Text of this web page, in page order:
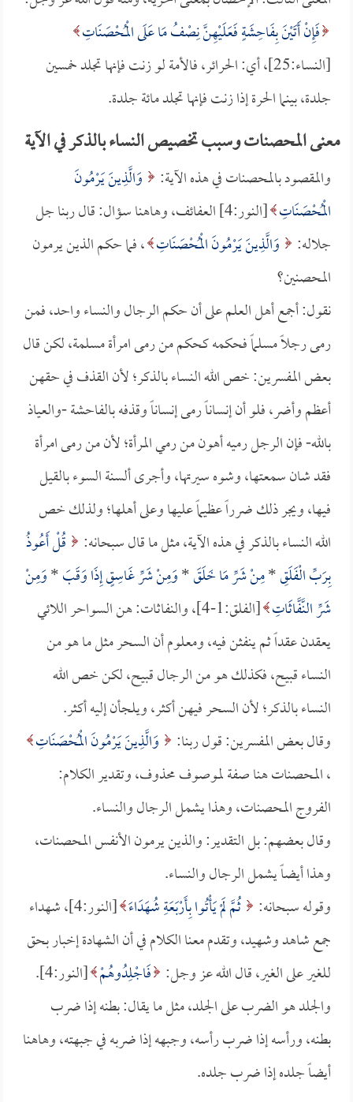
فَإِنْ أَتَيْنَ بِفَاحِشَةٍ فَعَلَيْهِنَّ نِصْفُ مَا عَلَى الْمُحْصَنَاتِ
[النساء:25]، أي: الحرائر، فالأمة لو زنت فإنها تجلد خمسين
جلدة، بينما الحرة إذا زنت فإنها تجلد مائة جلدة.
معنى المحصنات وسبب تخصيص النساء بالذكر في الآية
والمقصود بالمحصنات في هذه الآية:
وَالَّذِينَ يَرْمُونَ
الْمُحْصَنَاتِ
[النور:4] العفائف، وهاهنا سؤال: قال ربنا جل
جلاله:
وَالَّذِينَ يَرْمُونَ الْمُحْصَنَاتِ ، فما حكم الذين يرمون
المحصنين؟
نقول: أجمع أهل العلم على أن حكم الرجال والنساء واحد، فمن
رمى رجلاً مسلماً فحكمه كحكم من رمى امرأة مسلمة، لكن قال
بعض المفسرين: خص الله النساء بالذكر؛ لأن القذف في حقهن
أعظم وأضر، فلو أن إنساناً رمى إنساناً وقذفه بالفاحشة -والعياذ
بالله- فإن الرجل رميه أهون من رمي المرأة؛ لأن من رمى امرأة
فقد شان سمعتها، وشوه سيرتها، وأجرى ألسنة السوء بالقيل
فيها، ويجر ذلك ضرراً عظيماً عليها وعلى أهلها؛ ولذلك خص
الله النساء بالذكر في هذه الآية، مثل ما قال سبحانه:
قُلْ أَعُوذُ
بِرَبِّ الْفَلَقِ*مِنْ شَرِّ مَا خَلَقَ*وَمِنْ شَرِّ غَاسِقٍ إِذَا وَقَبَ*وَمِنْ
شَرِّ النَّفَّاثَاتِ
[الفلق:1-4]، والنفاثات: هن السواحر اللائي
يعقدن عقداً ثم ينفثن فيه، ومعلوم أن السحر مثل ما هو من
النساء قبيح، فكذلك هو من الرجال قبيح، لكن خص الله
النساء بالذكر؛ لأن السحر فيهن أكثر، ويلجأن إليه أكثر.
وقال بعض المفسرين: قول ربنا:
وَالَّذِينَ يَرْمُونَ الْمُحْصَنَاتِ
، المحصنات هنا صفة لموصوف محذوف، وتقدير الكلام:
الفروج المحصنات، وهذا يشمل الرجال والنساء.
وقال بعضهم: بل التقدير: والذين يرمون الأنفس المحصنات،
وهذا أيضاً يشمل الرجال والنساء.
وقوله سبحانه: ثُمَّ لَمْ يَأْتُوا بِأَرْبَعَةِ شُهَدَاءَ
[النور:4]، شهداء
جمع شاهد وشهيد، وتقدم معنا الكلام في أن الشهادة إخبار بحق
للغير على الغير، قال الله عز وجل: فَاجْلِدُوهُمْ [النور:4].
والجلد هو الضرب على الجلد، مثل ما يقال: بطنه إذا ضرب
بطنه، ورأسه إذا ضرب رأسه، وجبهه إذا ضربه في جبهته، وهاهنا
أيضاً جلده إذا ضرب جلده.